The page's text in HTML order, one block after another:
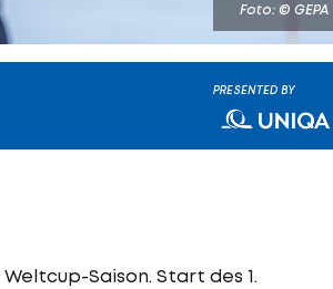
Foto: © GEPA
PRESENTED BY
Saison. Start des 1.